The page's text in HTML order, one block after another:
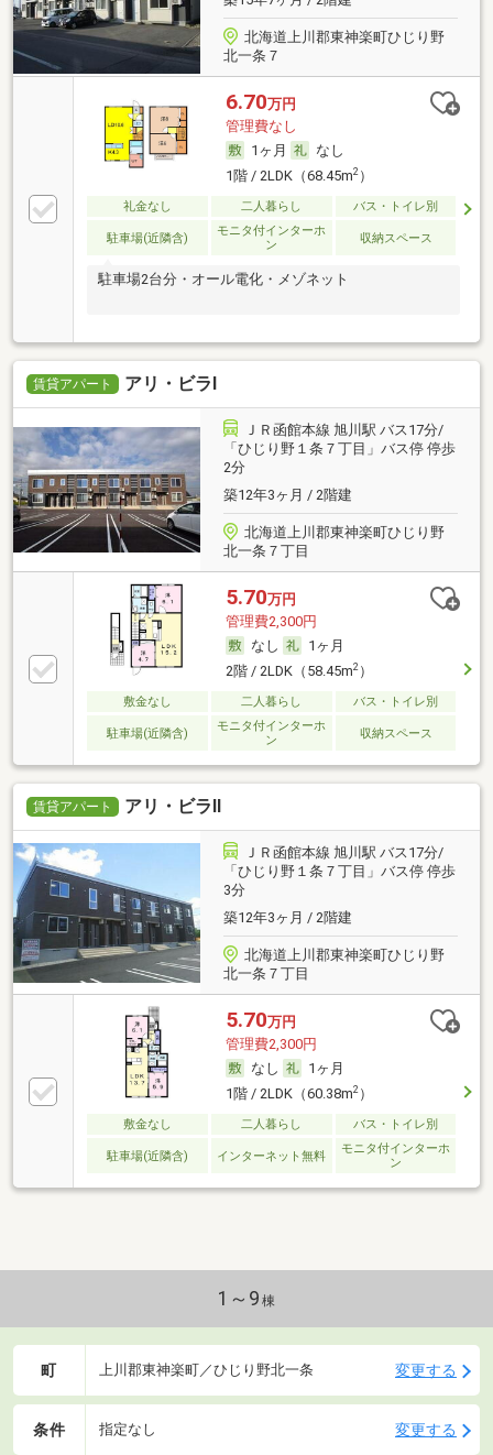
北海道上川郡東神楽町ひじり野
北一条７
6.70万円
管理費なし
1ヶ月
なし
1階 / 2LDK（68.45m2）
礼金なし 二人暮らし バス・トイレ別
駐車場(近隣含)
モニタ付インターホ
ン
収納スペース
駐車場2台分・オール電化・メゾネット
賃貸アパート アリ・ビラⅠ
ＪＲ函館本線 旭川駅 バス17分/
「ひじり野１条７丁目」バス停 停歩
2分
築12年3ヶ月 / 2階建
北海道上川郡東神楽町ひじり野
北一条７丁目
5.70万円
管理費2,300円
なし
1ヶ月
2階 / 2LDK（58.45m2）
敷金なし 二人暮らし バス・トイレ別
駐車場(近隣含)
モニタ付インターホ
ン
収納スペース
賃貸アパート アリ・ビラⅡ
ＪＲ函館本線 旭川駅 バス17分/
「ひじり野１条７丁目」バス停 停歩
3分
築12年3ヶ月 / 2階建
北海道上川郡東神楽町ひじり野
北一条７丁目
5.70万円
管理費2,300円
なし
1ヶ月
1階 / 2LDK（60.38m2）
敷金なし 二人暮らし バス・トイレ別
駐車場(近隣含) インターネット無料
モニタ付インターホ
ン
1～9 棟
町 上川郡東神楽町／ひじり野北一条 変更する
条件 指定なし 変更する